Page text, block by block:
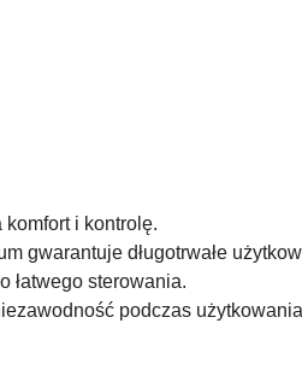
i kontrolę.
gwarantuje długotrwałe
łatwego sterowania.
podczas